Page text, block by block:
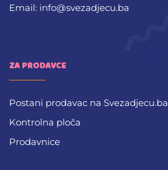
Email: info@svezadjecu.ba
ZA PRODAVCE
Postani prodavac na Svezadjecu.ba
Kontrolna ploča
Prodavnice